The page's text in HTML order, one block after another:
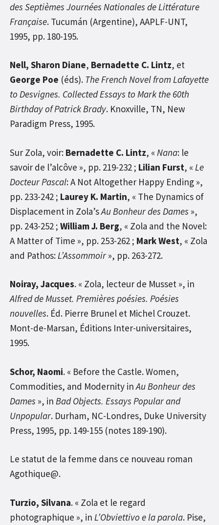
des Septièmes Journées Nationales de Littérature
Française. Tucumán (Argentine), AAPLF-UNT,
1995, pp. 180-195.
Nell, Sharon Diane, Bernadette C. Lintz, et
George Poe (éds). The French Novel from Lafayette
to Desvignes. Collected Essays to Mark the 60th
Birthday of Patrick Brady. Knoxville, TN, New
Paradigm Press, 1995.
Sur Zola, voir: Bernadette C. Lintz, « Nana: le
savoir de l’alcôve », pp. 219-232 ; Lilian Furst, « Le
Docteur Pascal: A Not Altogether Happy Ending »,
pp. 233-242 ; Laurey K. Martin, « The Dynamics of
Displacement in Zola’sAu Bonheur des Dames »,
pp. 243-252 ; William J. Berg, « Zola and the Novel:
A Matter of Time », pp. 253-262 ; Mark West, « Zola
and Pathos: L’Assommoir », pp. 263-272.
Noiray, Jacques. « Zola, lecteur de Musset », in
Alfred de Musset. Premières poésies. Poésies
nouvelles. Éd. Pierre Brunel et Michel Crouzet.
Mont-de-Marsan, Éditions Inter-universitaires,
1995.
Schor, Naomi. « Before the Castle. Women,
Commodities, and Modernity inAu Bonheur des
Dames », in Bad Objects. Essays Popular and
Unpopular. Durham, NC-Londres, Duke University
Press, 1995, pp. 149-155 (notes 189-190).
Le statut de la femme dans ce nouveau roman
Agothique@.
Turzio, Silvana. « Zola et le regard
photographique », in L’Obviettivo e la parola. Pise,